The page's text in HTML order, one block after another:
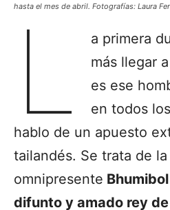
hasta el mes de abril. Fotografías: Laura
L
a primera
más llegar
es ese
en todos
hablo de un apuesto
tailandés. Se trata de
omnipresente
difunto y amado rey